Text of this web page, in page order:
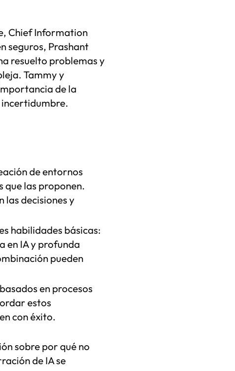
Chief Information
seguros, Prashant
resuelto problemas y
Tammy y
de la
incertidumbre.
de entornos
que las proponen.
las decisiones y
habilidades básicas:
en IA y profunda
pueden
en procesos
estos
con éxito.
sobre por qué no
de IA se